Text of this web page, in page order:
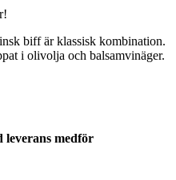
biff är klassisk kombination.
i olivolja och balsamvinäger.
leverans medför